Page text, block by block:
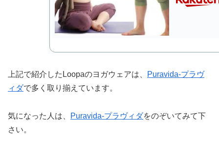
上記で紹介したLoopaのヨガウェアは、
Puravida-プラヴ
ィダで多く取り揃えています。
気になった人は、 Puravida-プラヴィダをのぞいてみて下
さい。